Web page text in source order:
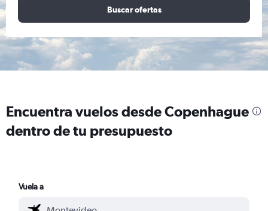
Buscar ofertas
Encuentra vuelos desde Copenhague
dentro de tu presupuesto
Vuela a